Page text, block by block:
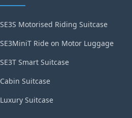
SE3S Motorised Riding Suitcase
SE3MiniT Ride on Motor Luggage
SE3T Smart Suitcase
Cabin Suitcase
Luxury Suitcase